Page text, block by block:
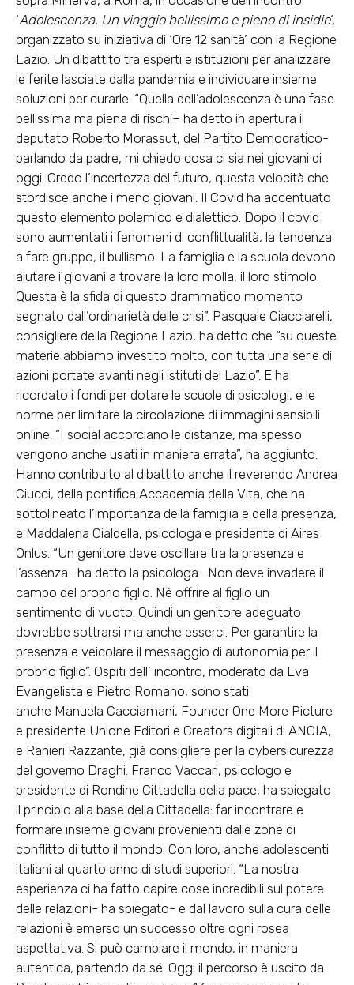
‘Adolescenza. Un viaggio bellissimo e pieno di insidie‘,
organizzato su iniziativa di ‘Ore 12 sanità’ con la Regione
Lazio. Un dibattito tra esperti e istituzioni per analizzare
le ferite lasciate dalla pandemia e individuare insieme
soluzioni per curarle. “Quella dell’adolescenza è una fase
bellissima ma piena di rischi– ha detto in apertura il
deputato Roberto Morassut, del Partito Democratico-
parlando da padre, mi chiedo cosa ci sia nei giovani di
oggi. Credo l’incertezza del futuro, questa velocità che
stordisce anche i meno giovani. Il Covid ha accentuato
questo elemento polemico e dialettico. Dopo il covid
sono aumentati i fenomeni di conflittualità, la tendenza
a fare gruppo, il bullismo. La famiglia e la scuola devono
aiutare i giovani a trovare la loro molla, il loro stimolo.
Questa è la sfida di questo drammatico momento
segnato dall’ordinarietà delle crisi”. Pasquale Ciacciarelli,
consigliere della Regione Lazio, ha detto che “su queste
materie abbiamo investito molto, con tutta una serie di
azioni portate avanti negli istituti del Lazio”. E ha
ricordato i fondi per dotare le scuole di psicologi, e le
norme per limitare la circolazione di immagini sensibili
online. “I social accorciano le distanze, ma spesso
vengono anche usati in maniera errata”, ha aggiunto.
Hanno contribuito al dibattito anche il reverendo Andrea
Ciucci, della pontifica Accademia della Vita, che ha
sottolineato l’importanza della famiglia e della presenza,
e Maddalena Cialdella, psicologa e presidente di Aires
Onlus. “Un genitore deve oscillare tra la presenza e
l’assenza- ha detto la psicologa- Non deve invadere il
campo del proprio figlio. Né offrire al figlio un
sentimento di vuoto. Quindi un genitore adeguato
dovrebbe sottrarsi ma anche esserci. Per garantire la
presenza e veicolare il messaggio di autonomia per il
proprio figlio”. Ospiti dell’ incontro, moderato da Eva
Evangelista e Pietro Romano, sono stati
anche Manuela Cacciamani, Founder One More Picture
e presidente Unione Editori e Creators digitali di ANCIA,
e Ranieri Razzante, già consigliere per la cybersicurezza
del governo Draghi. Franco Vaccari, psicologo e
presidente di Rondine Cittadella della pace, ha spiegato
il principio alla base della Cittadella: far incontrare e
formare insieme giovani provenienti dalle zone di
conflitto di tutto il mondo. Con loro, anche adolescenti
italiani al quarto anno di studi superiori. “La nostra
esperienza ci ha fatto capire cose incredibili sul potere
delle relazioni- ha spiegato- e dal lavoro sulla cura delle
relazioni è emerso un successo oltre ogni rosea
aspettativa. Si può cambiare il mondo, in maniera
autentica, partendo da sé. Oggi il percorso è uscito da